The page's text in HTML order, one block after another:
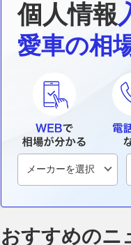
個人情報
愛車の相
おすすめのニ